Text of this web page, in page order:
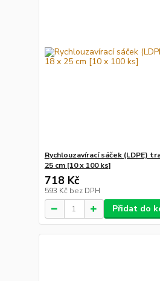
Rychlouzavírací sáček (LDPE)
25 cm [10 x 100 ks]
718 Kč
593 Kč bez DPH
Přidat do